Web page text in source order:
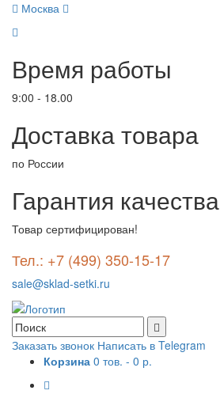
Москва
Время работы
9:00 - 18.00
Доставка товара
по России
Гарантия качества
Товар сертифицирован!
Тел.: +7 (499) 350-15-17
sale@sklad-setki.ru
Заказать звонок Написать в Telegram
Корзина 0 тов. - 0 р.